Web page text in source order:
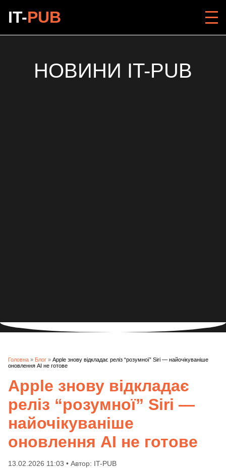
IT-PUB
НОВИНИ IT-PUB
Головна » Блог » Apple знову відкладає реліз “розумної” Siri — найочікуваніше
оновлення AI не готове
Apple знову відкладає
реліз “розумної” Siri —
найочікуваніше
оновлення AI не готове
13.02.2026 11:03 • Автор: IT-PUB